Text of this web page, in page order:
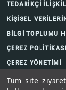
Tüm site
TEDARİKÇİ
KİŞİSEL
BİLGİ TOPLUMU
ÇEREZ POLİTİKASI
ÇEREZ YÖNETİMİ